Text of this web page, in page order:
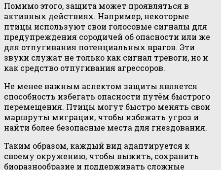
Помимо этого, защита может проявляться в
активных действиях. Например, некоторые
птицы используют свои голосовые сигналы для
предупреждения сородичей об опасности или же
для отпугивания потенциальных врагов. Эти
звуки служат не только как сигнал тревоги, но и
как средство отпугивания агрессоров.
Не менее важным аспектом защиты является
способность избегать опасности путём быстрого
перемещения. Птицы могут быстро менять свои
маршруты миграции, чтобы избежать угроз и
найти более безопасные места для гнездования.
Таким образом, каждый вид адаптируется к
своему окружению, чтобы выжить, сохранить
биоразнообразие и поддерживать сложные